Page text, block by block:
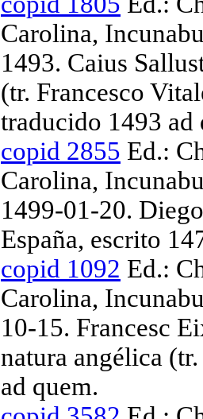
Carolina,
1493. Caius
(tr. Francesco
traducido 1493 ad
copid 2855 Ed.:
Carolina,
1499-01-20.
España, escrito
copid 1092 Ed.:
Carolina,
10-15. Francesc
natura angélica
ad quem.